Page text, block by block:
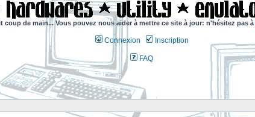
coup de main... Vous pouvez nous aider à mettre ce site à jour: n'hésitez pas à
Connexion Inscription
FAQ